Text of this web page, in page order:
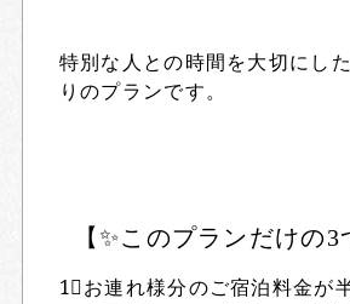
特別な人との時間を大切にし
りのプランです。
【✨このプランだけの3
1⃣お連れ様分のご宿泊料金が